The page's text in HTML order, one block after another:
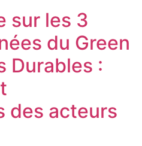
sur les 3
du Green
Durables :
des acteurs